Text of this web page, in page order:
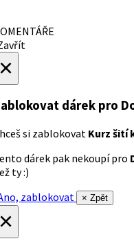
dárek pro
si zablokovat Kurz šití
dárek pak nekoupí pro
ty :)
zablokovat
× Zpět